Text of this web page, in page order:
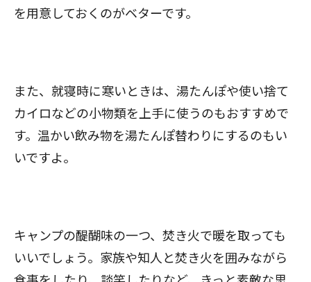
を用意しておくのがベターです。
また、就寝時に寒いときは、湯たんぽや使い捨て
カイロなどの小物類を上手に使うのもおすすめで
す。温かい飲み物を湯たんぽ替わりにするのもい
いですよ。
キャンプの醍醐味の一つ、焚き火で暖を取っても
いいでしょう。家族や知人と焚き火を囲みながら